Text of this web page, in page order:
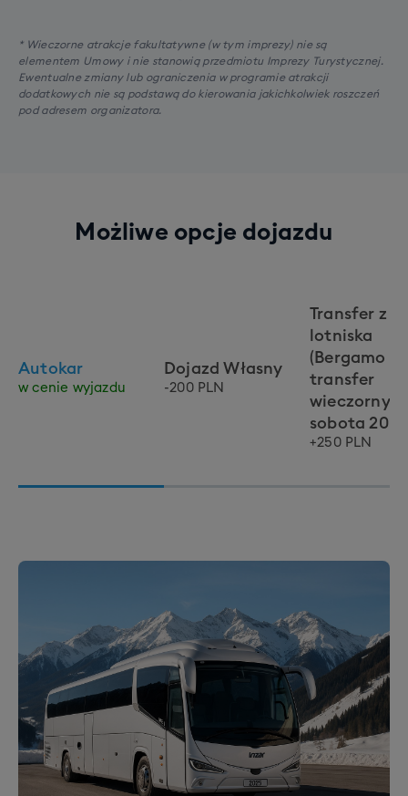
* Wieczorne atrakcje fakultatywne (w tym imprezy) nie są
elementem Umowy i nie stanowią przedmiotu Imprezy Turystycznej.
Ewentualne zmiany lub ograniczenia w programie atrakcji
dodatkowych nie są podstawą do kierowania jakichkolwiek roszczeń
pod adresem organizatora.
Możliwe opcje dojazdu
Autokar
w cenie wyjazdu
Dojazd Własny
-200 PLN
Transfer z
lotniska
(Bergamo -
transfer
wieczorny:
sobota
+250 PLN